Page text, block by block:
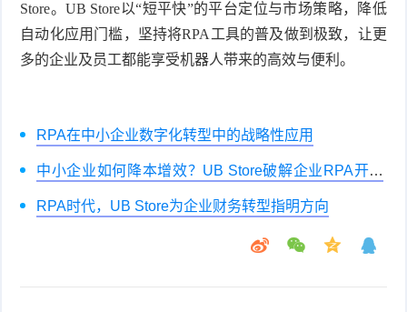
Store。UB Store以“短平快”的平台定位与市场策略，降低
自动化应用门槛，坚持将RPA工具的普及做到极致，让更
多的企业及员工都能享受机器人带来的高效与便利。
RPA在中小企业数字化转型中的战略性应用
中小企业如何降本增效？UB Store破解企业RPA开发
RPA时代，UB Store为企业财务转型指明方向